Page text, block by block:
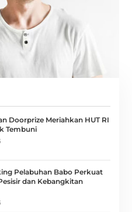
Doorprize Meriahkan HUT RI
Tembuni
Pelabuhan Babo Perkuat
dan Kebangkitan